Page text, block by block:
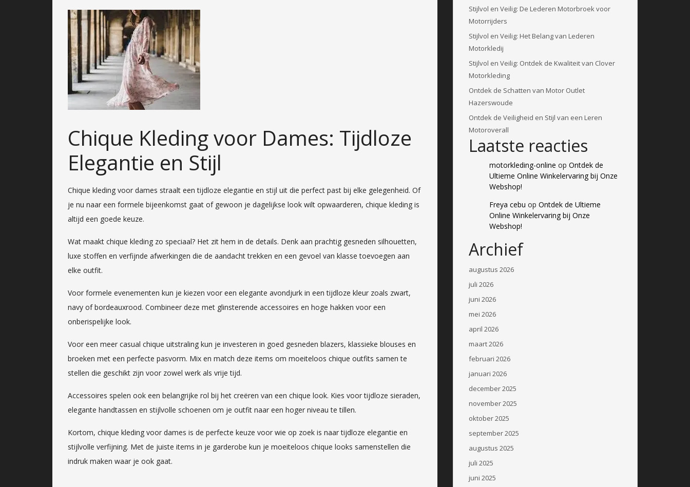
Chique Kleding voor Dames: Tijdloze
Elegantie en Stijl
Chique kleding voor dames straalt een tijdloze elegantie en stijl uit die perfect past bij elke gelegenheid. Of
je nu naar een formele bijeenkomst gaat of gewoon je dagelijkse look wilt opwaarderen, chique kleding is
altijd een goede keuze.
Wat maakt chique kleding zo speciaal? Het zit hem in de details. Denk aan prachtig gesneden silhouetten,
luxe stoffen en verfijnde afwerkingen die de aandacht trekken en een gevoel van klasse toevoegen aan
elke outfit.
Voor formele evenementen kun je kiezen voor een elegante avondjurk in een tijdloze kleur zoals zwart,
navy of bordeauxrood. Combineer deze met glinsterende accessoires en hoge hakken voor een
onberispelijke look.
Voor een meer casual chique uitstraling kun je investeren in goed gesneden blazers, klassieke blouses en
broeken met een perfecte pasvorm. Mix en match deze items om moeiteloos chique outfits samen te
stellen die geschikt zijn voor zowel werk als vrije tijd.
Accessoires spelen ook een belangrijke rol bij het creëren van een chique look. Kies voor tijdloze sieraden,
elegante handtassen en stijlvolle schoenen om je outfit naar een hoger niveau te tillen.
Kortom, chique kleding voor dames is de perfecte keuze voor wie op zoek is naar tijdloze elegantie en
stijlvolle verfijning. Met de juiste items in je garderobe kun je moeiteloos chique looks samenstellen die
indruk maken waar je ook gaat.
Stijlvol en Veilig: De Lederen Motorbroek voor
Motorrijders
Stijlvol en Veilig: Het Belang van Lederen
Motorkledij
Stijlvol en Veilig: Ontdek de Kwaliteit van Clover
Motorkleding
Ontdek de Schatten van Motor Outlet
Hazerswoude
Ontdek de Veiligheid en Stijl van een Leren
Motoroverall
Laatste reacties
motorkleding-online op Ontdek de
Ultieme Online Winkelervaring bij Onze
Webshop!
Freya cebu op Ontdek de Ultieme
Online Winkelervaring bij Onze
Webshop!
Archief
augustus 2026
juli 2026
juni 2026
mei 2026
april 2026
maart 2026
februari 2026
januari 2026
december 2025
november 2025
oktober 2025
september 2025
augustus 2025
juli 2025
juni 2025